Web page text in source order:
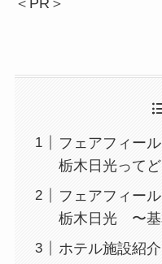
＜PR＞
フェアフィー
栃木日光って
フェアフィー
栃木日光 〜基
ホテル施設紹介